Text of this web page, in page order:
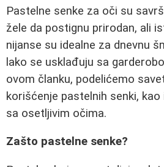
Pastelne senke za oči su
žele da postignu prirodan, ali
nijanse su idealne za dnevnu
lako se usklađuju sa
ovom članku, podelićemo
korišćenje pastelnih senki,
sa osetljivim očima.
Zašto pastelne senke?